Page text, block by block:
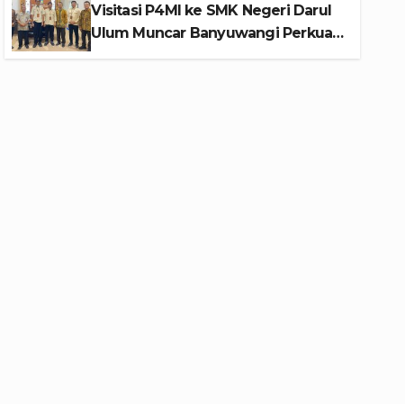
Perlindungan Calon Pekerja
10 JULI 2026
Visitasi P4MI ke SMK Negeri Darul
Ulum Muncar Banyuwangi Perkuat
Sinergi Edukasi dan Perlindungan